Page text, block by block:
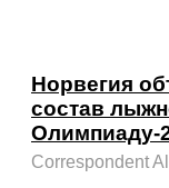
Норвегия
состав
Олимпиаду-
Correspondent